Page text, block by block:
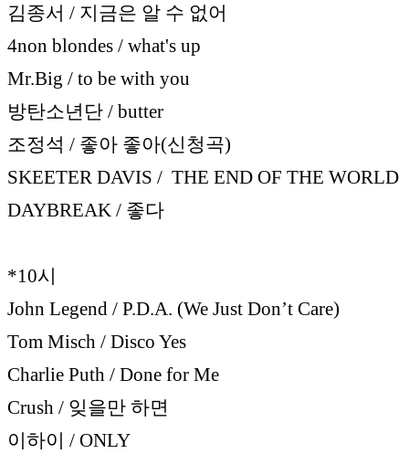
김종서 / 지금은 알 수 없어
4non blondes / what's up
Mr.Big / to be with you
방탄소년단 / butter
조정석 / 좋아 좋아(신청곡)
SKEETER DAVIS / THE END OF THE WORLD
DAYBREAK / 좋다
*10시
John Legend / P.D.A. (We Just Don’t Care)
Tom Misch / Disco Yes
Charlie Puth / Done for Me
Crush / 잊을만 하면
이하이 / ONLY